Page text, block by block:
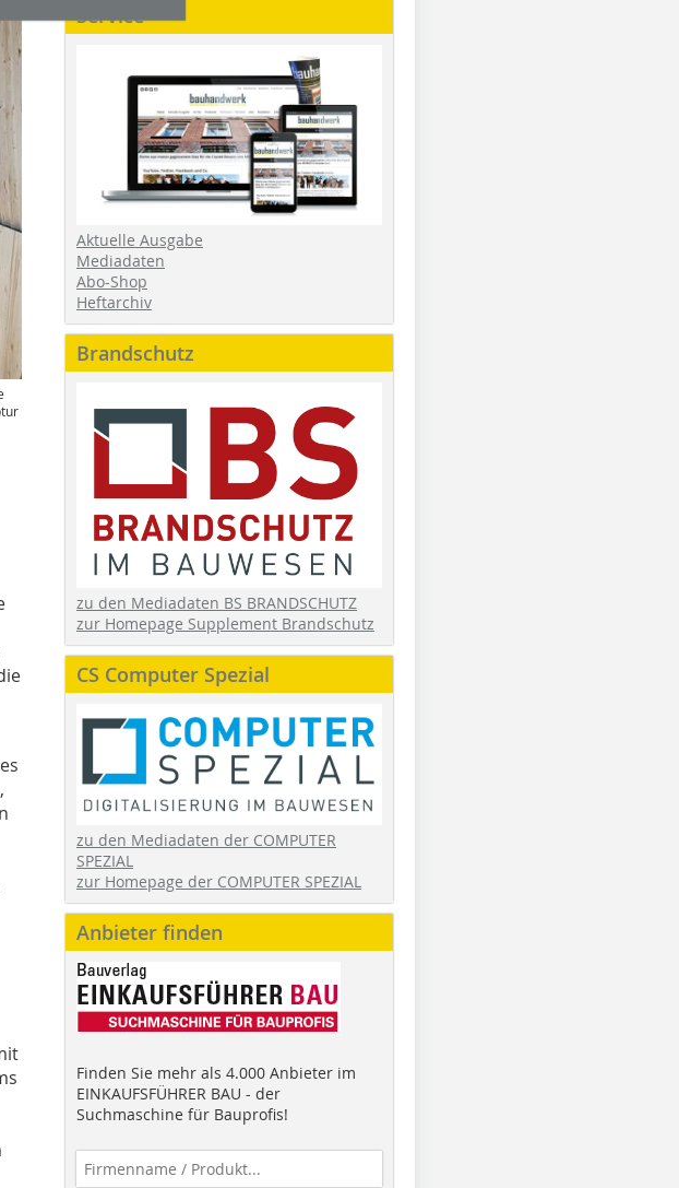
Service
Aktuelle Ausgabe
Mediadaten
Abo-Shop
Heftarchiv
Brandschutz
zu den Mediadaten BS BRANDSCHUTZ
zur Homepage Supplement Brandschutz
CS Computer Spezial
zu den Mediadaten der COMPUTER
SPEZIAL
zur Homepage der COMPUTER SPEZIAL
Anbieter finden
Finden Sie mehr als 4.000 Anbieter im
EINKAUFSFÜHRER BAU - der
Suchmaschine für Bauprofis!